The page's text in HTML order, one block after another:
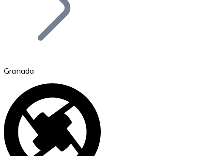
Ethereum
ETH
Granada